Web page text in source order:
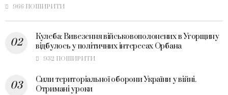
966 ПОШИРИТИ
Кулеба: Вивезення військовополонених в Угорщину
відбулось у політичних інтересах Орбана
932 ПОШИРИТИ
Сили територіальної оборони України у війні.
Отримані уроки